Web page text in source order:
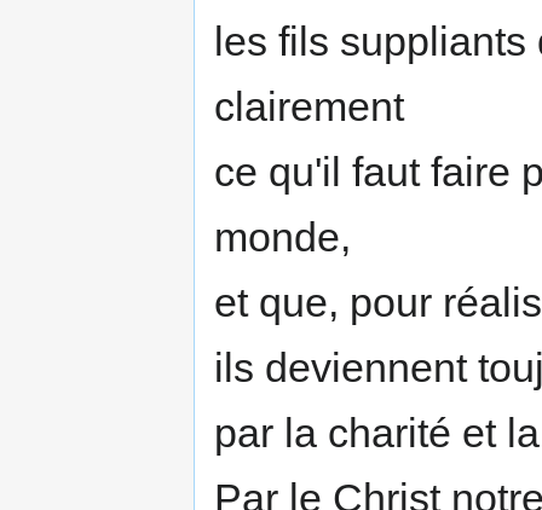
les fils
clairement
ce qu'il faut faire
monde,
et que, pour
ils deviennent
par la charité et
Par le Christ